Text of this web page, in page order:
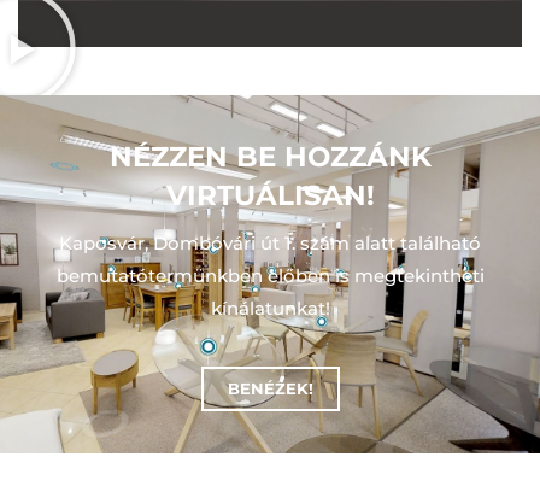
NÉZZEN BE HOZZÁNK
VIRTUÁLISAN!
Kaposvár, Dombóvári út 1. szám alatt található
bemutatótermünkben előben is megtekintheti
kínálatunkat!
BENÉZEK!